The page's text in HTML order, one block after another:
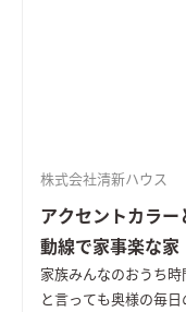
株式会社清新ハウス
アクセントカラ
動線で家事楽な家
家族みんなのおうち
と言っても奥様の毎